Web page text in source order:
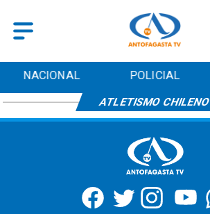
NACIONAL POLICIAL
ATLETISMO CHILENO